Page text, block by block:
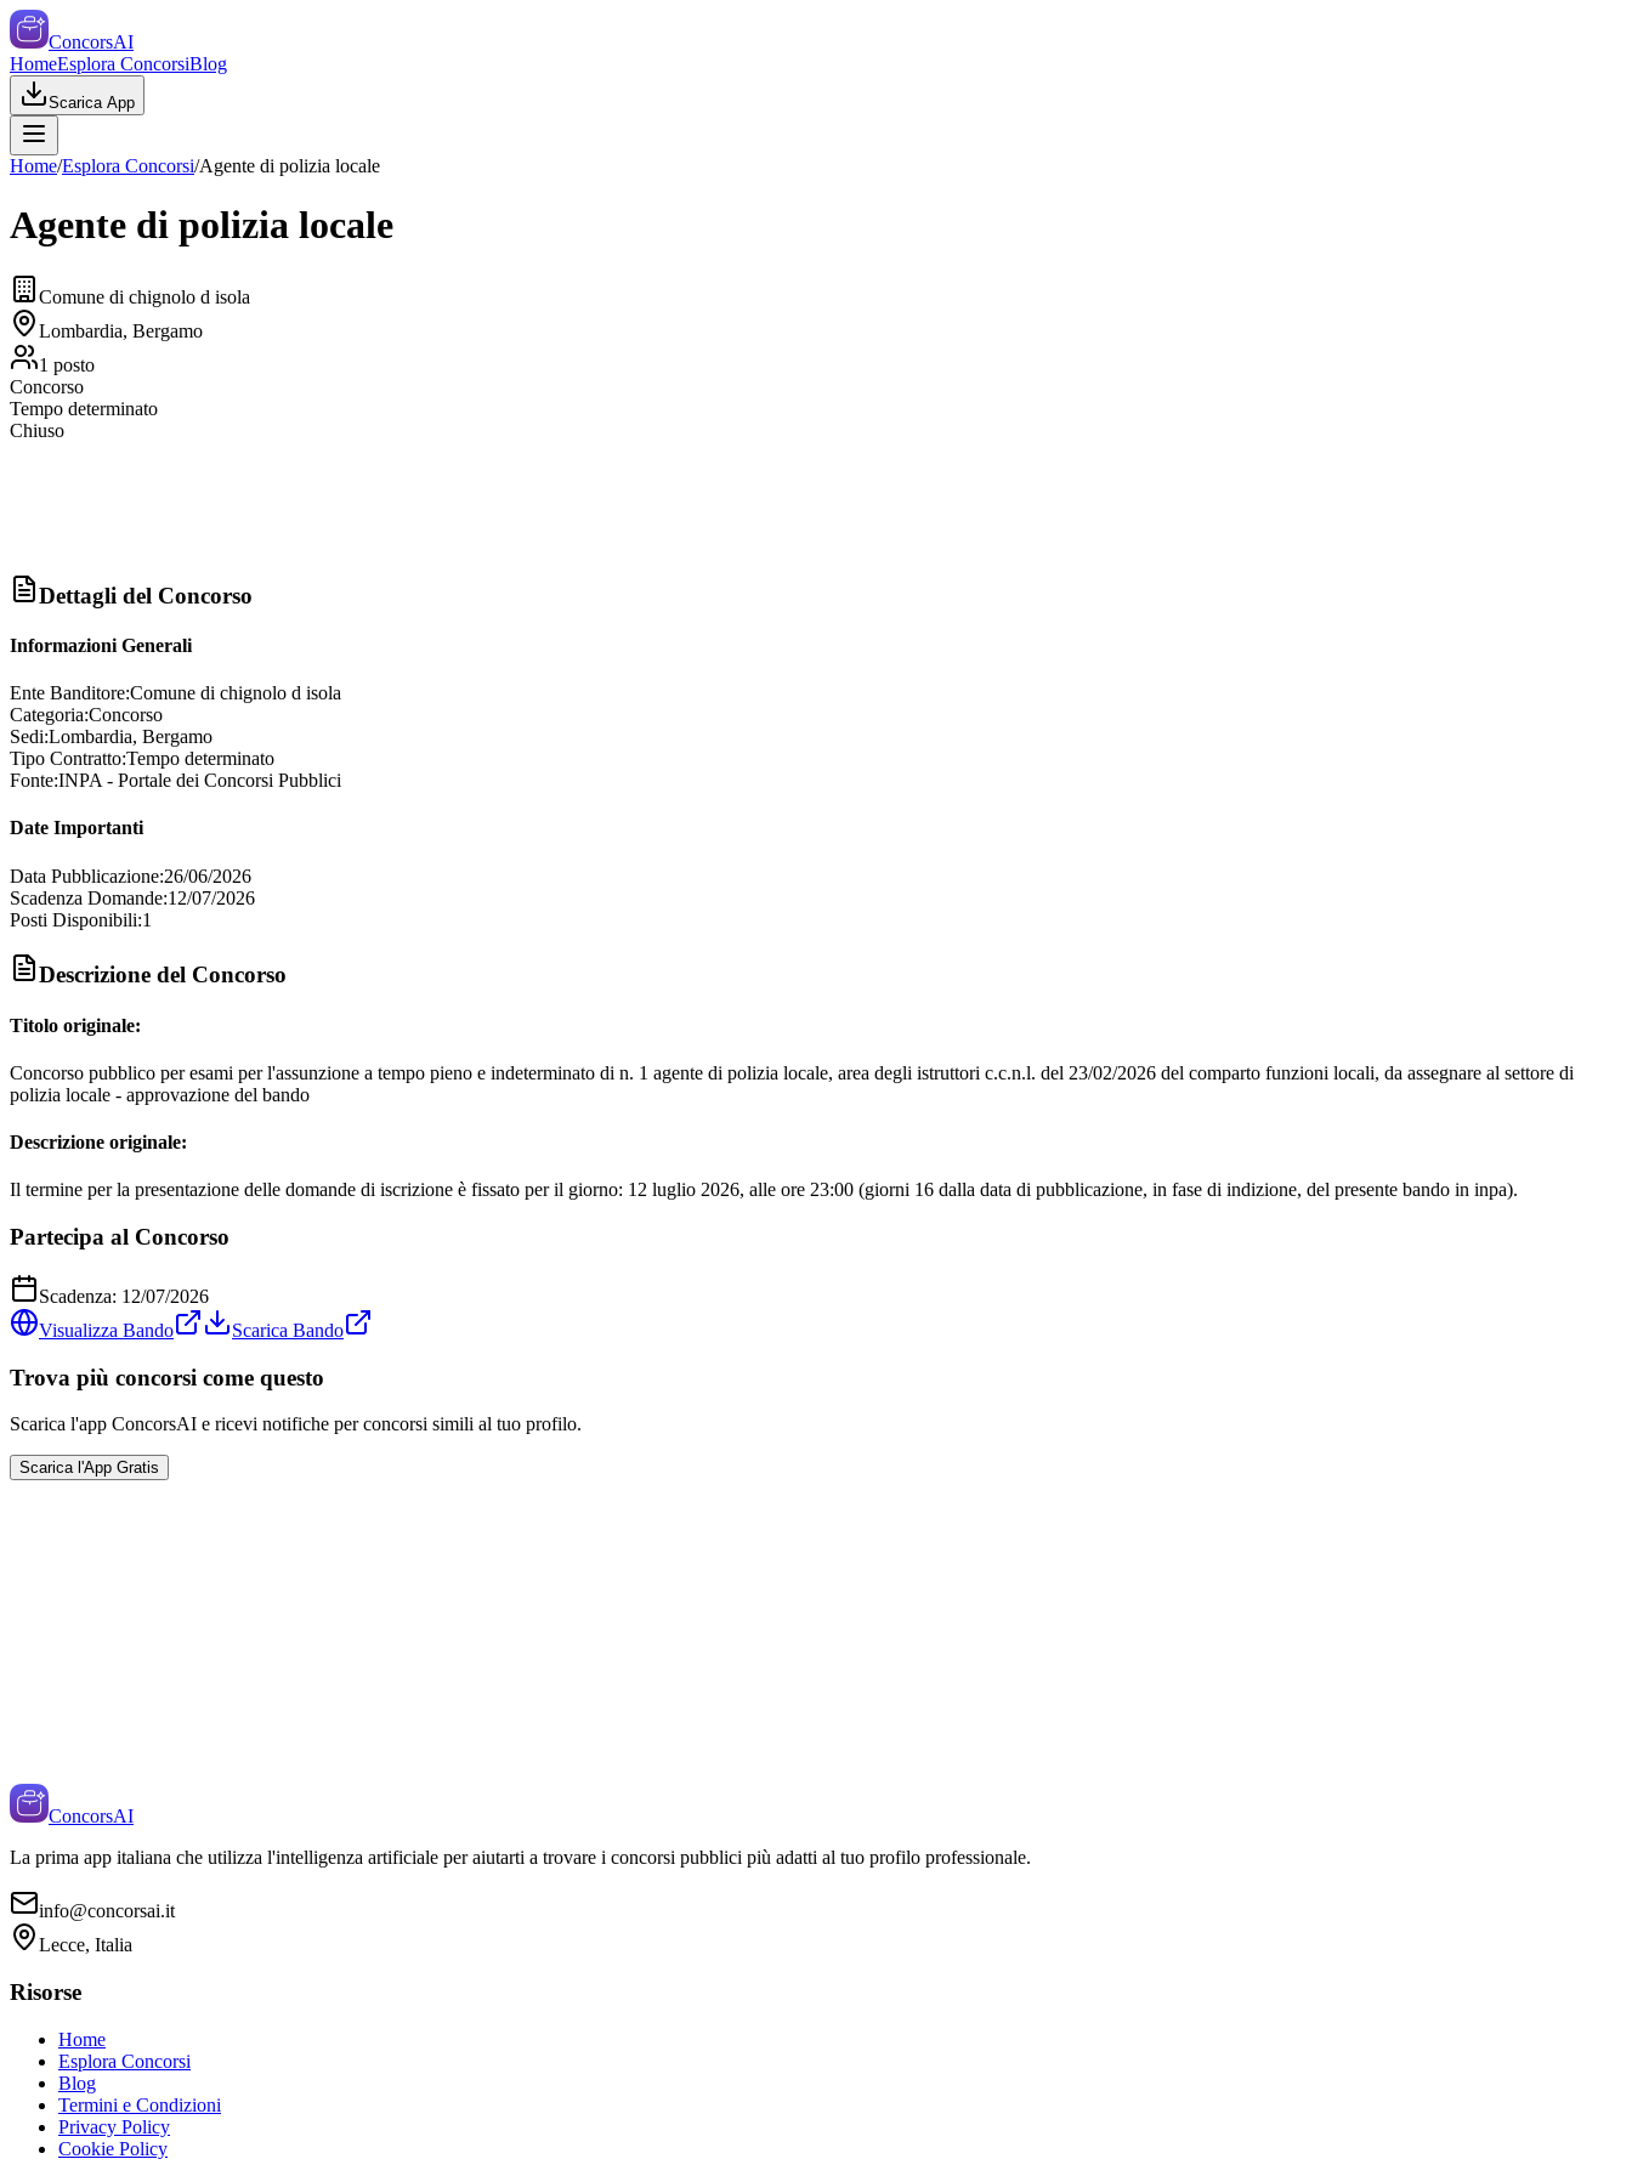
ConcorsAI
HomeEsplora ConcorsiBlog
Scarica App
Home/Esplora Concorsi/Agente di polizia locale
Agente di polizia locale
Comune di chignolo d isola
Lombardia, Bergamo
1 posto
Concorso
Tempo determinato
Chiuso
Dettagli del Concorso
Informazioni Generali
Ente Banditore:Comune di chignolo d isola
Categoria:Concorso
Sedi:Lombardia, Bergamo
Tipo Contratto:Tempo determinato
Fonte:INPA - Portale dei Concorsi Pubblici
Date Importanti
Data Pubblicazione:26/06/2026
Scadenza Domande:12/07/2026
Posti Disponibili:1
Descrizione del Concorso
Titolo originale:
Concorso pubblico per esami per l'assunzione a tempo pieno e indeterminato di n. 1 agente di polizia locale, area degli istruttori c.c.n.l. del 23/02/2026 del comparto funzioni locali, da assegnare al settore di
polizia locale - approvazione del bando
Descrizione originale:
Il termine per la presentazione delle domande di iscrizione è fissato per il giorno: 12 luglio 2026, alle ore 23:00 (giorni 16 dalla data di pubblicazione, in fase di indizione, del presente bando in inpa).
Partecipa al Concorso
Scadenza: 12/07/2026
Visualizza Bando
Scarica Bando
Trova più concorsi come questo
Scarica l'app ConcorsAI e ricevi notifiche per concorsi simili al tuo profilo.
Scarica l'App Gratis
ConcorsAI
La prima app italiana che utilizza l'intelligenza artificiale per aiutarti a trovare i concorsi pubblici più adatti al tuo profilo professionale.
info@concorsai.it
Lecce, Italia
Risorse
Home
Esplora Concorsi
Blog
Termini e Condizioni
Privacy Policy
Cookie Policy